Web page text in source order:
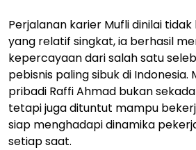
Perjalanan karier Mufli dinilai
yang relatif singkat, ia berhasil
kepercayaan dari salah satu
pebisnis paling sibuk di Indonesia.
pribadi Raffi Ahmad bukan
tetapi juga dituntut mampu
siap menghadapi dinamika
setiap saat.